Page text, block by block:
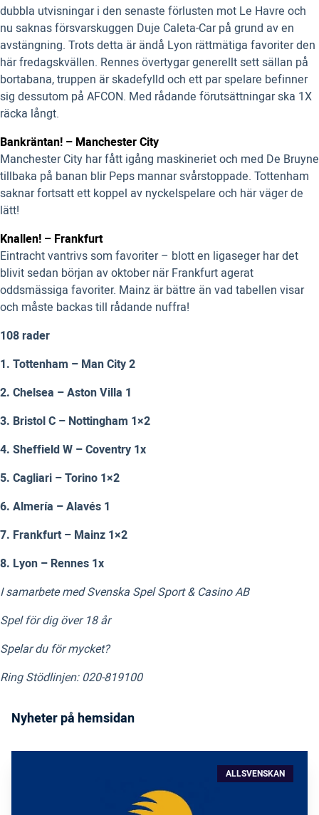
dubbla utvisningar i den senaste förlusten mot Le Havre och
nu saknas försvarskuggen Duje Caleta-Car på grund av en
avstängning. Trots detta är ändå Lyon rättmätiga favoriter den
här fredagskvällen. Rennes övertygar generellt sett sällan på
bortabana, truppen är skadefylld och ett par spelare befinner
sig dessutom på AFCON. Med rådande förutsättningar ska 1X
räcka långt.
Bankräntan! – Manchester City
Manchester City har fått igång maskineriet och med De Bruyne
tillbaka på banan blir Peps mannar svårstoppade. Tottenham
saknar fortsatt ett koppel av nyckelspelare och här väger de
lätt!
Knallen! – Frankfurt
Eintracht vantrivs som favoriter – blott en ligaseger har det
blivit sedan början av oktober när Frankfurt agerat
oddsmässiga favoriter. Mainz är bättre än vad tabellen visar
och måste backas till rådande nuffra!
108 rader
1. Tottenham – Man City 2
2. Chelsea – Aston Villa 1
3. Bristol C – Nottingham 1×2
4. Sheffield W – Coventry 1x
5. Cagliari – Torino 1×2
6. Almería – Alavés 1
7. Frankfurt – Mainz 1×2
8. Lyon – Rennes 1x
I samarbete med Svenska Spel Sport & Casino AB
Spel för dig över 18 år
Spelar du för mycket?
Ring Stödlinjen: 020-819100
Nyheter på hemsidan
ALLSVENSKAN